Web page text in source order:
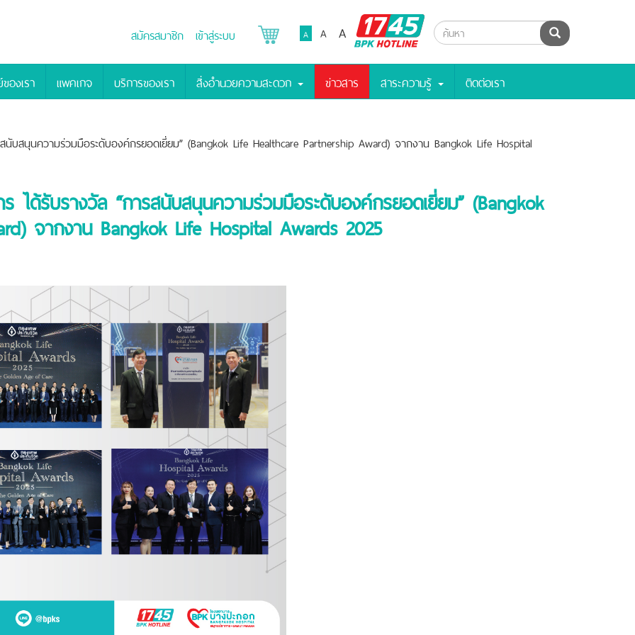
สมัครสมาชิก เข้าสู่ระบบ A A A
BPK
Hotline
ค้นหา
องเรา แพคเกจ บริการของเรา สิ่งอำนวยความสะดวก ข่าวสาร สาระความรู้ ติดต่อเรา
บสนุนความร่วมมือระดับองค์กรยอดเยี่ยม” (Bangkok Life Healthcare Partnership Award) จากงาน Bangkok Life Hospital
ได้รับรางวัล “การสนับสนุนความร่วมมือระดับองค์กรยอดเยี่ยม” (Bangkok
จากงาน Bangkok Life Hospital Awards 2025